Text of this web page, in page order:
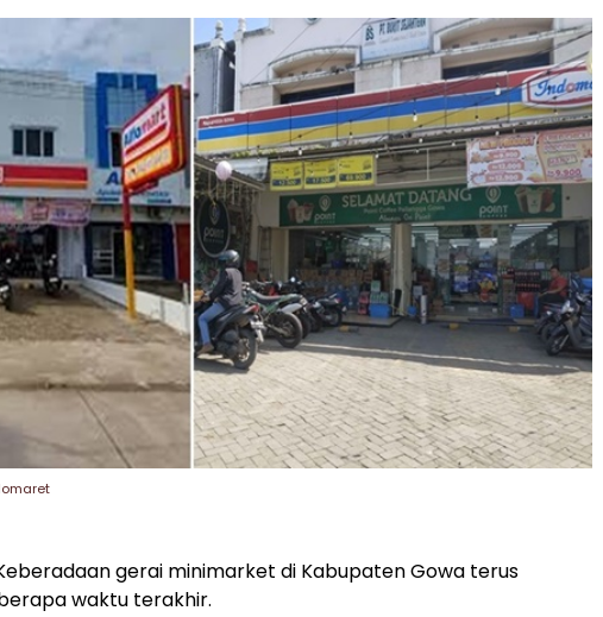
gerai minimarket di Kabupaten Gowa terus
waktu terakhir.